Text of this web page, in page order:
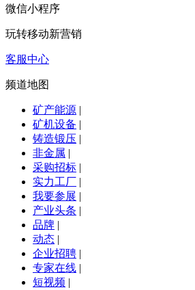
微信小程序
玩转移动新营销
客服中心
频道地图
矿产能源 |
矿机设备 |
铸造锻压 |
非金属 |
采购招标 |
实力工厂 |
我要参展 |
产业头条 |
品牌 |
动态 |
企业招聘 |
专家在线 |
短视频 |